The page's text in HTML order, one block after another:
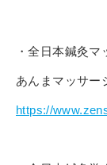
・全日本鍼灸マ
あんまマッサー
https://